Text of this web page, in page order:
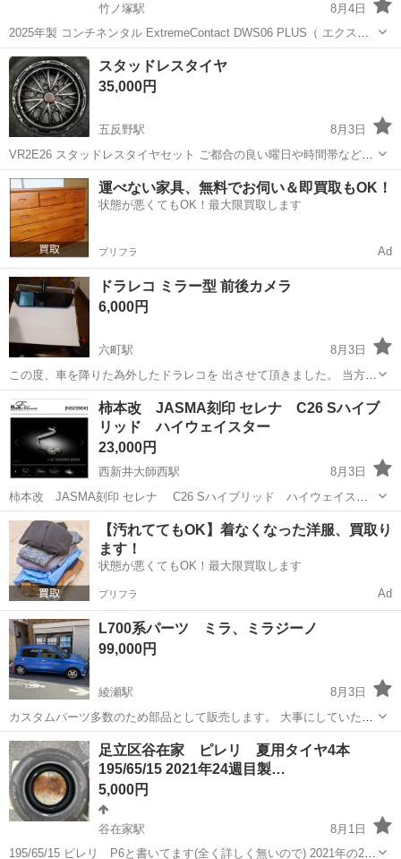
竹ノ塚駅
8月4日
2025年製 コンチネンタル ExtremeContact DWS06 PLUS（ エクスト
リーム・コンタクト DWS06 プラス ）245/45R19 2本 昨年新品交換し
たのを外したので溝まだまだあります。写真3枚目5...
東京 足立区 竹ノ塚駅 タイヤ、ホイール
スタッドレスタイヤ
35,000円
五反野駅
8月3日
VR2E26 スタッドレスタイヤセット ご都合の良い曜日や時間帯などご
連絡ください。
東京 足立区 五反野駅 タイヤ、ホイール
運べない家具、無料でお伺い＆即買取もOK！
状態が悪くてもOK！最大限買取します
プリフラ Ad
ドラレコ ミラー型 前後カメラ
6,000円
六町駅
8月3日
この度、車を降りた為外したドラレコを 出させて頂きました。 当方は
シエンタに取り付けしてたので シエンタでしたら純正ミラーを外して
取り付けが可能だと 思います。 使用期間は1年ちょいです。 不具合な
く使用できてました 一応中...
東京 足立区 六町駅 車のパーツ ドラレコ
柿本改 JASMA刻印 セレナ C26 Sハイブ
リッド ハイウェイスター
23,000円
西新井大師西駅
8月3日
柿本改 JASMA刻印 セレナ C26 Sハイブリッド ハイウェイスタ
ー 柿本改 ステンレスマフラーです。 いい音がします。 詳しくはサイ
トを見てください https://ww...
東京 足立区 西新井大師西駅 外装、車外用品
【汚れててもOK】着なくなった洋服、買取り
ます！
状態が悪くてもOK！最大限買取します
プリフラ Ad
L700系パーツ ミラ、ミラジーノ
99,000円
綾瀬駅
8月3日
カスタムパーツ多数のため部品として販売します。 大事にしていただ
きたいので転売目的の方はお控えいただけたらと存じます。 ⬜︎エンジ
ンマウント交換済 ⬜︎ステアリングラック対応済み ⬜︎ブレーキパッド、
ブレーキシュ...
東京 足立区 綾瀬駅 外装、車外用品
オイルキャッチタンク
足立区谷在家 ピレリ 夏用タイヤ4本
195/65/15 2021年24週目製…
5,000円
谷在家駅
8月1日
195/65/15 ピレリ P6と書いてます(全く詳しく無いので) 2021年の24